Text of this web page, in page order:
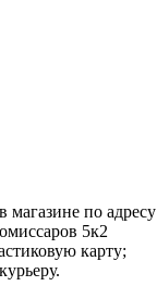
магазине по адресу
5к2
карту;